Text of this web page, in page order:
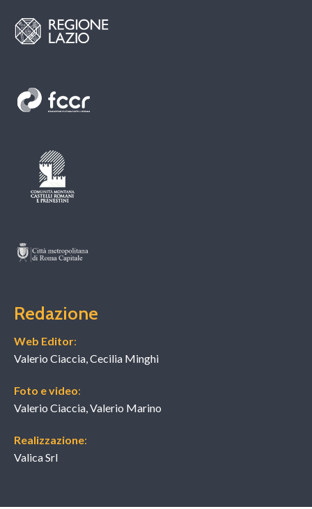
Redazione
Web Editor:
Valerio Ciaccia, Cecilia Minghi
Foto e video:
Valerio Ciaccia, Valerio Marino
Realizzazione:
Valica Srl